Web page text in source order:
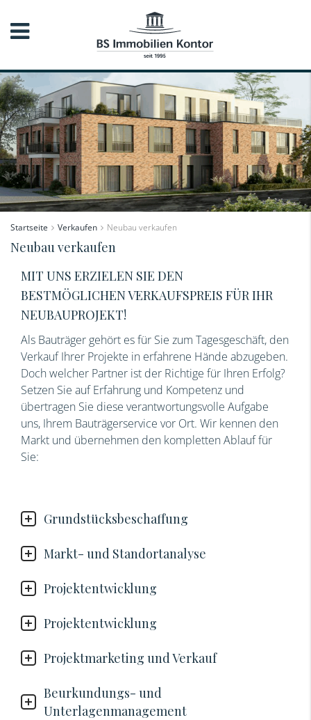
Startseite Verkaufen Neubau verkaufen
Neubau verkaufen
MIT UNS ERZIELEN SIE DEN
BESTMÖGLICHEN VERKAUFSPREIS FÜR IHR
NEUBAUPROJEKT!
Als Bauträger gehört es für Sie zum Tagesgeschäft, den
Verkauf Ihrer Projekte in erfahrene Hände abzugeben.
Doch welcher Partner ist der Richtige für Ihren Erfolg?
Setzen Sie auf Erfahrung und Kompetenz und
übertragen Sie diese verantwortungsvolle Aufgabe
uns, Ihrem Bauträgerservice vor Ort. Wir kennen den
Markt und übernehmen den kompletten Ablauf für
Sie:
Grundstücksbeschaffung
Markt- und Standortanalyse
Projektentwicklung
Projektentwicklung
Projektmarketing und Verkauf
Beurkundungs- und
Unterlagenmanagement